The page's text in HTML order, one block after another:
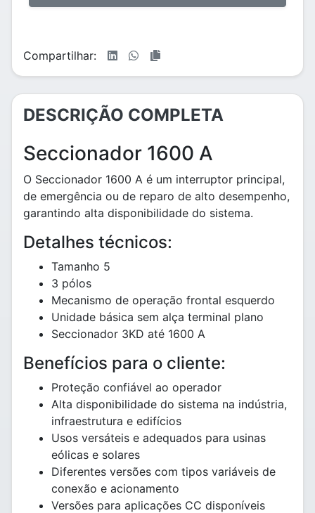
Compartilhar:
DESCRIÇÃO COMPLETA
Seccionador 1600 A
O Seccionador 1600 A é um interruptor principal,
de emergência ou de reparo de alto desempenho,
garantindo alta disponibilidade do sistema.
Detalhes técnicos:
Tamanho 5
3 pólos
Mecanismo de operação frontal esquerdo
Unidade básica sem alça terminal plano
Seccionador 3KD até 1600 A
Benefícios para o cliente:
Proteção confiável ao operador
Alta disponibilidade do sistema na indústria,
infraestrutura e edifícios
Usos versáteis e adequados para usinas
eólicas e solares
Diferentes versões com tipos variáveis de
conexão e acionamento
Versões para aplicações CC disponíveis